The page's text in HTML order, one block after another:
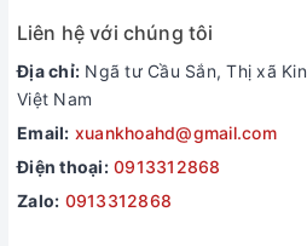
Liên hệ với chúng tôi
Địa chỉ: Ngã tư Cầu Sắn, Thị xã
Việt Nam
Email: xuankhoahd@gmail.com
Điện thoại: 0913312868
Zalo: 0913312868